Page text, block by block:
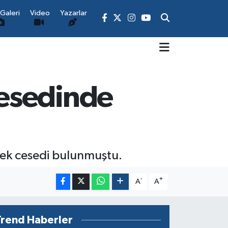
Video Yazarlar
cesedi bulunmuştu.
A- A+
Haberler